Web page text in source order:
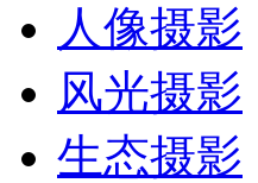
人像摄影
风光摄影
生态摄影